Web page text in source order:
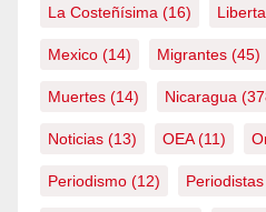
La Costeñísima (16)
Mexico (14) Migrantes (45)
Muertes (14) Nicaragua
Noticias (13) OEA(11)
Periodismo (12) Periodistas